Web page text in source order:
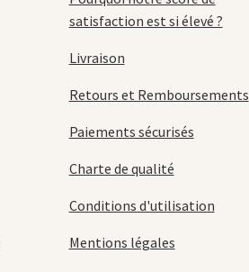
satisfaction est si élevé ?
Livraison
Retours et Remboursements
Paiements sécurisés
Charte de qualité
Conditions d'utilisation
Mentions légales